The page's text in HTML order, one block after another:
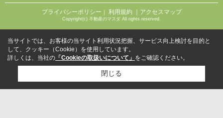
プライバシーポリシー 利用規約 ｜アクセスマップ
Copyright(c) 不動産のマスダ All rights reserved.
当サイトでは、お客様の当サイト利用状況把握、サービス向上検討を目的と
して、クッキー（Cookie）を使用しています。
詳しくは、当社の 「Cookieの取扱いについて」 をご確認ください。
閉じる